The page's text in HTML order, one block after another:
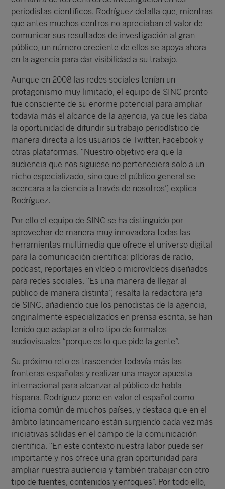
periodistas científicos. Rodríguez detalla que, mientras
que antes muchos centros no apreciaban el valor de
comunicar sus resultados de investigación al gran
público, un número creciente de ellos se apoya ahora
en la agencia para dar visibilidad a su trabajo.
Aunque en 2008 las redes sociales tenían un
protagonismo muy limitado, el equipo de SINC pronto
fue consciente de su enorme potencial para ampliar
todavía más el alcance de la agencia, ya que les daba
la oportunidad de difundir su trabajo periodístico de
manera directa a los usuarios de Twitter, Facebook y
otras plataformas. “Nuestro objetivo era que la
audiencia que nos siguiese no perteneciera solo a un
nicho especializado, sino que el público general se
acercara a la ciencia a través de nosotros”, explica
Rodríguez.
Por ello el equipo de SINC se ha distinguido por
aprovechar de manera muy innovadora todas las
herramientas multimedia que ofrece el universo digital
para la comunicación científica: píldoras de radio,
podcast, reportajes en vídeo o microvídeos diseñados
para redes sociales. “Es una manera de llegar al
público de manera distinta”, resalta la redactora jefa
de SINC, añadiendo que los periodistas de la agencia,
originalmente especializados en prensa escrita, se han
tenido que adaptar a otro tipo de formatos
audiovisuales “porque es lo que pide la gente”.
Su próximo reto es trascender todavía más las
fronteras españolas y realizar una mayor apuesta
internacional para alcanzar al público de habla
hispana. Rodríguez pone en valor el español como
idioma común de muchos países, y destaca que en el
ámbito latinoamericano están surgiendo cada vez más
iniciativas sólidas en el campo de la comunicación
científica. “En este contexto nuestra labor puede ser
importante y nos ofrece una gran oportunidad para
ampliar nuestra audiencia y también trabajar con otro
tipo de fuentes, contenidos y enfoques”. Por todo ello,